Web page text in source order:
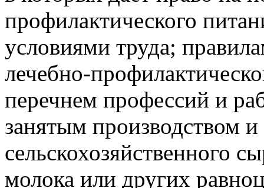
профилактического
условиями труда;
лечебно-
перечнем профессий и
занятым производством и
сельскохозяйственного
молока или других